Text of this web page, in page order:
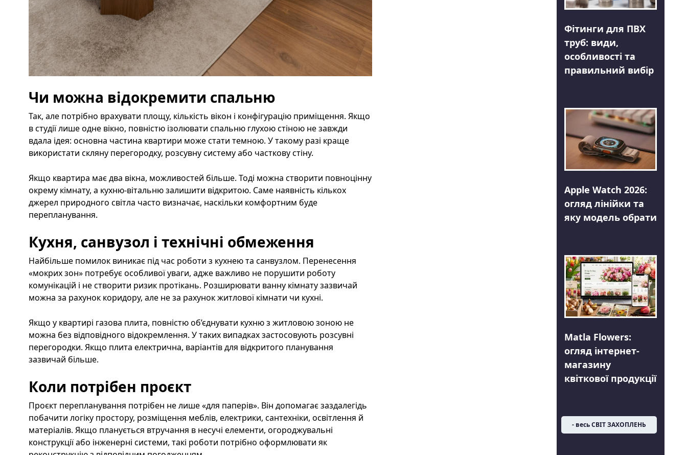
Чи можна відокремити спальню
Так, але потрібно врахувати площу, кількість вікон і конфігурацію приміщення. Якщо
в студії лише одне вікно, повністю ізолювати спальню глухою стіною не завжди
вдала ідея: основна частина квартири може стати темною. У такому разі краще
використати скляну перегородку, розсувну систему або часткову стіну.
Якщо квартира має два вікна, можливостей більше. Тоді можна створити повноцінну
окрему кімнату, а кухню-вітальню залишити відкритою. Саме наявність кількох
джерел природного світла часто визначає, наскільки комфортним буде
перепланування.
Кухня, санвузол і технічні обмеження
Найбільше помилок виникає під час роботи з кухнею та санвузлом. Перенесення
«мокрих зон» потребує особливої уваги, адже важливо не порушити роботу
комунікацій і не створити ризик протікань. Розширювати ванну кімнату зазвичай
можна за рахунок коридору, але не за рахунок житлової кімнати чи кухні.
Якщо у квартирі газова плита, повністю об’єднувати кухню з житловою зоною не
можна без відповідного відокремлення. У таких випадках застосовують розсувні
перегородки. Якщо плита електрична, варіантів для відкритого планування
зазвичай більше.
Коли потрібен проєкт
Проєкт перепланування потрібен не лише «для паперів». Він допомагає заздалегідь
побачити логіку простору, розміщення меблів, електрики, сантехніки, освітлення й
матеріалів. Якщо планується втручання в несучі елементи, огороджувальні
конструкції або інженерні системи, такі роботи потрібно оформлювати як
Фітинги для ПВХ
труб: види,
особливості та
правильний вибір
Apple Watch 2026:
огляд лінійки та
яку модель обрати
Matla Flowers:
огляд інтернет-
магазину
квіткової продукції
- весь СВІТ ЗАХОПЛЕНЬ